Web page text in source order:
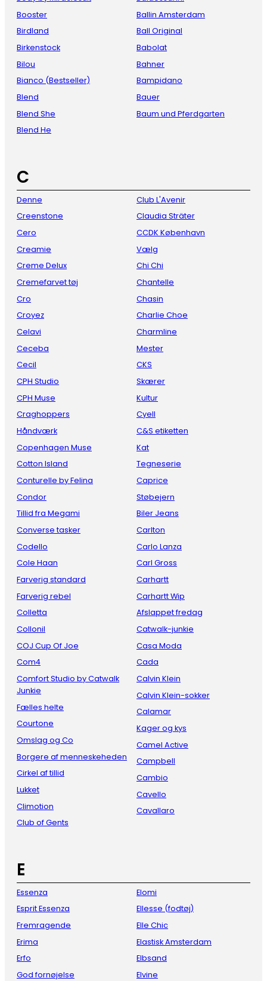
Booster
Birdland
Birkenstock
Bilou
Bianco (Bestseller)
Blend
Blend She
Blend He
Ballin Amsterdam
Ball Original
Babolat
Bahner
Bampidano
Bauer
Baum und Pferdgarten
C
Denne
Creenstone
Cero
Creamie
Creme Delux
Cremefarvet tøj
Cro
Croyez
Celavi
Ceceba
Cecil
CPH Studio
CPH Muse
Craghoppers
Håndværk
Copenhagen Muse
Cotton Island
Conturelle by Felina
Condor
Tillid fra Megami
Converse tasker
Codello
Cole Haan
Farverig standard
Farverig rebel
Colletta
Collonil
COJ Cup Of Joe
Com4
Comfort Studio by Catwalk
Junkie
Fælles helte
Courtone
Omslag og Co
Borgere af menneskeheden
Cirkel af tillid
Lukket
Climotion
Club of Gents
Club L'Avenir
Claudia Sträter
CCDK København
Vælg
Chi Chi
Chantelle
Chasin
Charlie Choe
Charmline
Mester
CKS
Skærer
Kultur
Cyell
C&S etiketten
Kat
Tegneserie
Caprice
Støbejern
Biler Jeans
Carlton
Carlo Lanza
Carl Gross
Carhartt
Carhartt Wip
Afslappet fredag
Catwalk-junkie
Casa Moda
Cada
Calvin Klein
Calvin Klein-sokker
Calamar
Kager og kys
Camel Active
Campbell
Cambio
Cavello
Cavallaro
E
Essenza
Esprit Essenza
Fremragende
Erima
Erfo
God fornøjelse
Elomi
Ellesse (fodtøj)
Elle Chic
Elastisk Amsterdam
Elbsand
Elvine